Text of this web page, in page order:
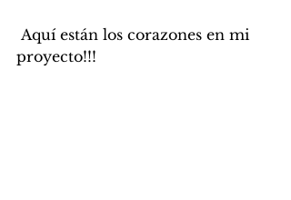
proyecto!!!